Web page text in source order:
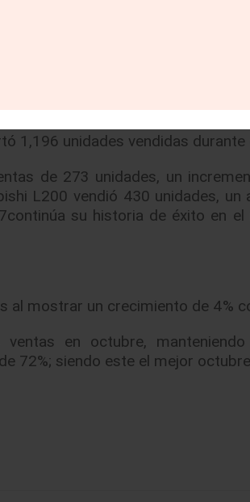
El mes pasado fueron
y Jeep Grand Cherokee
cuentan con características
1,196 unidades vendidas durante
de 273 unidades, un
L200 vendió 430 unidades,
su historia de éxito en
al mostrar un crecimiento de 4%
en octubre,
72%; siendo este el mejor